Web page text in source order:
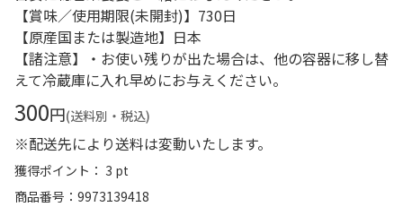
【賞味／使用期限(未開封)】730日
【原産国または製造地】日本
【諸注意】・お使い残りが出た場合は、他の容器に移し替
えて冷蔵庫に入れ早めにお与えください。
300円(送料別・税込)
※配送先により送料は変動いたします。
獲得ポイント： 3 pt
商品番号
9973139418